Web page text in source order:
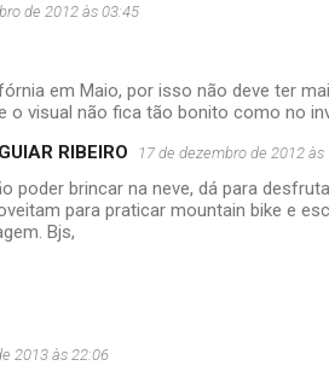
de 2012 às 03:45
em Maio, por isso não deve ter
o visual não fica tão bonito como no
RIBEIRO 17 de dezembro de 2012 às
poder brincar na neve, dá para
para praticar mountain bike e
Bjs,
2013 às 22:06